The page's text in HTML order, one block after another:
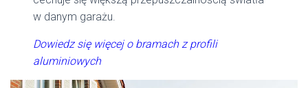
w danym garażu.
Dowiedz się więcej o bramach z profili
aluminiowych